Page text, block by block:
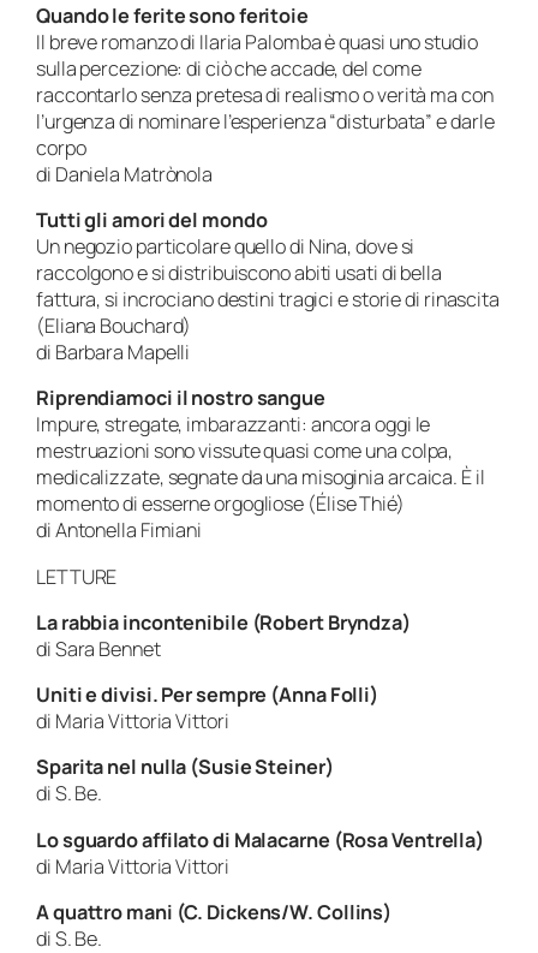
Quando le ferite sono feritoie
Il breve romanzo di Ilaria Palomba è quasi uno studio
sulla percezione: di ciò che accade, del come
raccontarlo senza pretesa di realismo o verità ma con
l’urgenza di nominare l’esperienza “disturbata” e darle
corpo
di Daniela Matrònola
Tutti gli amori del mondo
Un negozio particolare quello di Nina, dove si
raccolgono e si distribuiscono abiti usati di bella
fattura, si incrociano destini tragici e storie di rinascita
(Eliana Bouchard)
di Barbara Mapelli
Riprendiamoci il nostro sangue
Impure, stregate, imbarazzanti: ancora oggi le
mestruazioni sono vissute quasi come una colpa,
medicalizzate, segnate da una misoginia arcaica. È il
momento di esserne orgogliose (Élise Thié)
di Antonella Fimiani
LETTURE
La rabbia incontenibile (Robert Bryndza)
di Sara Bennet
Uniti e divisi. Per sempre (Anna Folli)
di Maria Vittoria Vittori
Sparita nel nulla (Susie Steiner)
di S. Be.
Lo sguardo affilato di Malacarne (Rosa Ventrella)
di Maria Vittoria Vittori
A quattro mani (C. Dickens/W. Collins)
di S. Be.